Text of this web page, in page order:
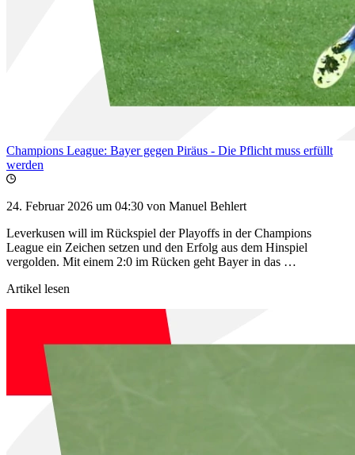
Champions League: Bayer gegen Piräus - Die Pflicht muss erfüllt
werden
24. Februar 2026 um 04:30 von Manuel Behlert
Leverkusen will im Rückspiel der Playoffs in der Champions
League ein Zeichen setzen und den Erfolg aus dem Hinspiel
vergolden. Mit einem 2:0 im Rücken geht Bayer in das …
Artikel lesen